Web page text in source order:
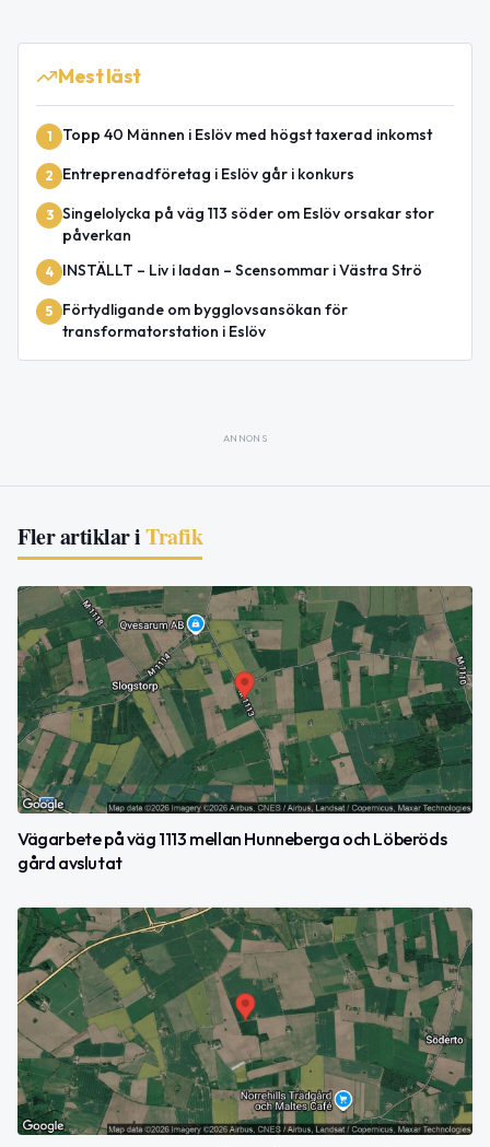
Mest läst
1 Topp 40 Männen i Eslöv med högst taxerad inkomst
2 Entreprenadföretag i Eslöv går i konkurs
3 Singelolycka på väg 113 söder om Eslöv orsakar stor
påverkan
4 INSTÄLLT – Liv i ladan – Scensommar i Västra Strö
5
Förtydligande om bygglovsansökan för
transformatorstation i Eslöv
ANNONS
Fler artiklar iTrafik
Vägarbete på väg 1113 mellan Hunneberga och Löberöds
gård avslutat